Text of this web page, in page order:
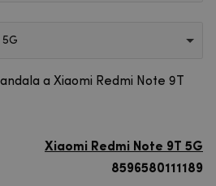
a Xiaomi Redmi Note 9T
Xiaomi Redmi Note 9T 5G
8596580111189